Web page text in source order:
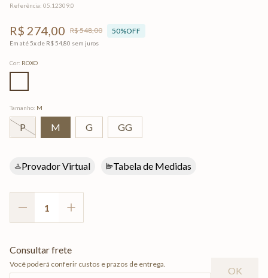
Referência: 05.12309.0
R$ 274,00 R$548,00 50%OFF
Em até 5x de R$ 5480 sem juros
Cor: ROXO
Tamanho: M
P M G GG
Provador Virtual Tabela de Medidas